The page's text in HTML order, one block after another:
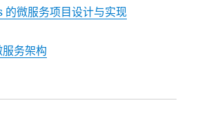
微服务项目设计与实现
务架构